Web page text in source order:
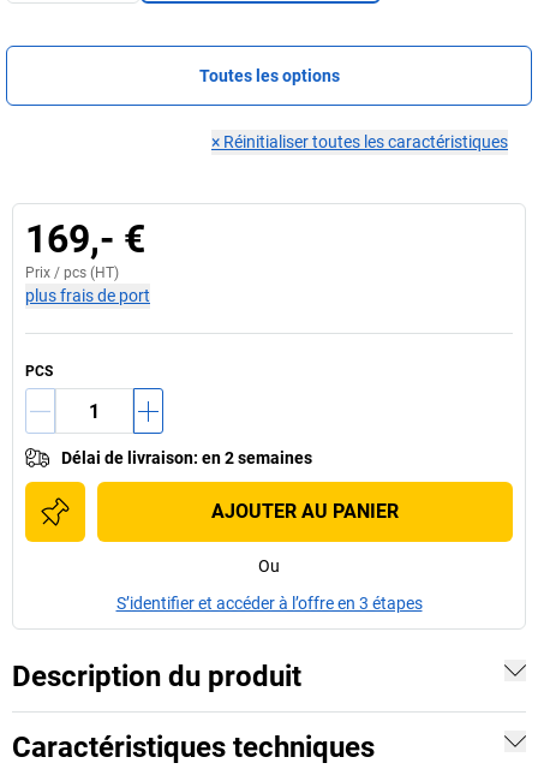
Toutes les options
× Réinitialiser toutes les caractéristiques
169,- €
Prix / pcs (HT)
plus frais de port
PCS
Délai de livraison: en 2 semaines
AJOUTER AU PANIER
Ou
S’identifier et accéder à l’offre en 3 étapes
Description du produit
Caractéristiques techniques